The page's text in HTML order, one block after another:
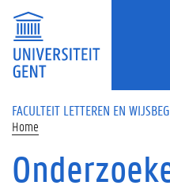
Overslaan en naar de inhoud gaan
FACULTEIT LETTEREN EN
Home